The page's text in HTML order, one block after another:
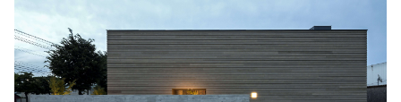
ディズニー
監督別
The Style Council